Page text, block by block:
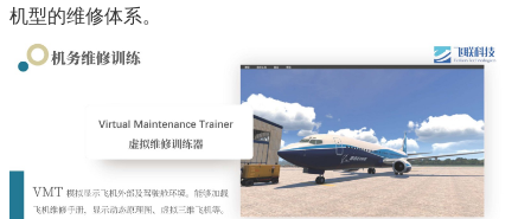
机型的维修体系。